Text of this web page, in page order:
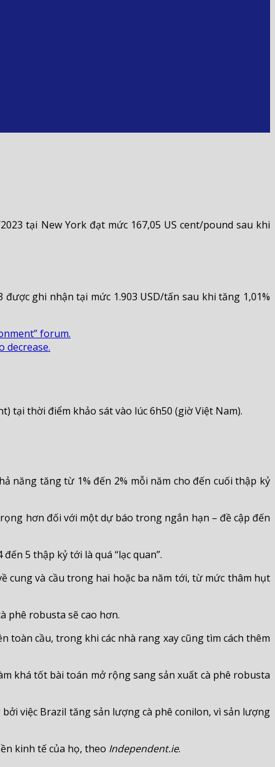
tại New York đạt mức 167,05 US cent/pound sau khi
ghi nhận tại mức 1.903 USD/tấn sau khi tăng 1,01%
forum.
decrease.
tại thời điểm khảo sát vào lúc 6h50 (giờ Việt Nam).
năng tăng từ 1% đến 2% mỗi năm cho đến cuối thập kỷ
hơn đối với một dự báo trong ngắn hạn – đề cập đến
5 thập kỷ tới là quá “lạc quan”.
cung và cầu trong hai hoặc ba năm tới, từ mức thâm hụt
phê robusta sẽ cao hơn.
cầu, trong khi các nhà rang xay cũng tìm cách thêm
khá tốt bài toán mở rộng sang sản xuất cà phê robusta
việc Brazil tăng sản lượng cà phê conilon, vì sản lượng
kinh tế của họ, theo Independent.ie.